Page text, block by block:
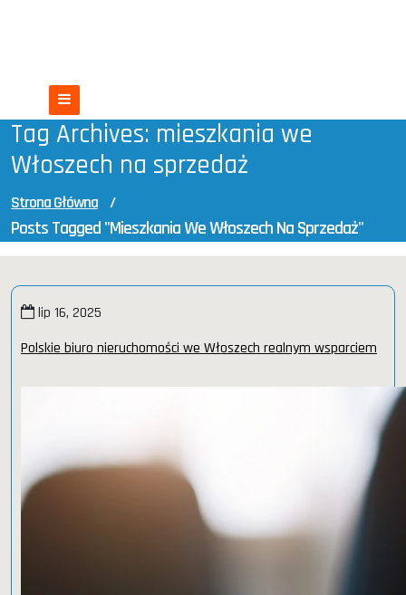
Tag Archives: mieszkania we
Włoszech na sprzedaż
Strona Główna /
Posts Tagged "mieszkania We Włoszech Na Sprzedaż"
lip 16, 2025
Polskie biuro nieruchomości we Włoszech realnym wsparciem